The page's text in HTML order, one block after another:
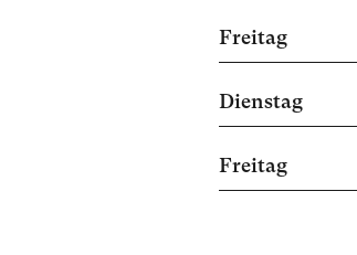
Freitag
Dienstag
Freitag